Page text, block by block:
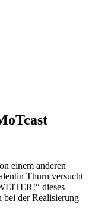
einem anderen
Thurn versucht
dieses
bei der Realisierung